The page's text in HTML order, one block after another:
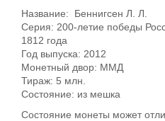
Название: Беннигсен Л. Л.
Серия: 200-летие победы
1812 года
Год выпуска: 2012
Монетный двор: ММД
Тираж: 5 млн.
Состояние: из мешка
Состояние монеты может